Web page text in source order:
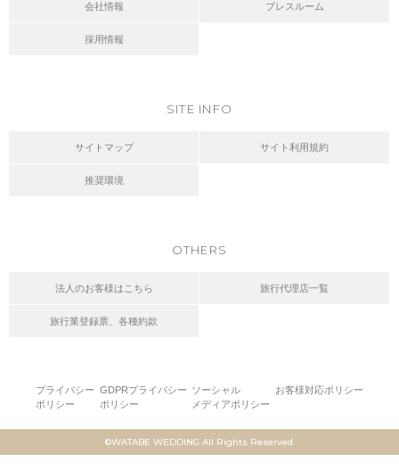
会社情報 プレスルーム
採用情報
SITE INFO
サイトマップ サイト利用規約
推奨環境
OTHERS
法人のお客様はこちら 旅行代理店一覧
旅行業登録票、各種約款
プライバシー
ポリシー
GDPRプライバシー
ポリシー
ソーシャル
メディアポリシー
お客様対応ポリシー
©WATABE WEDDING All Rights Reserved.